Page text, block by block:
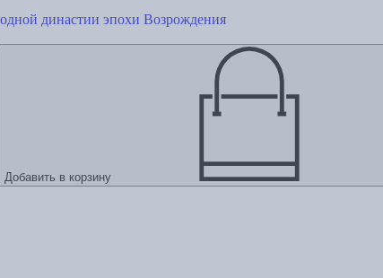
династии эпохи Возрождения
Добавить в корзину